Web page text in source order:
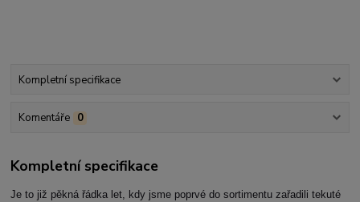
Kompletní specifikace
Komentáře 0
Kompletní specifikace
Je to již pěkná řádka let, kdy jsme poprvé do sortimentu zařadili tekuté